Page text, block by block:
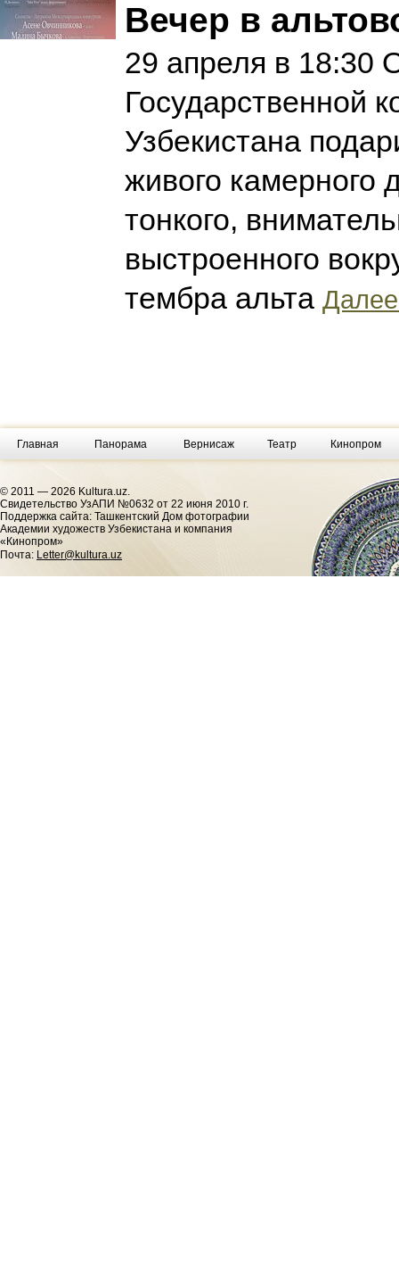
Вечер в
29 апреля в 18:30
Государственной
Узбекистана
живого камерного
тонкого,
выстроенного
тембра альта
Главная Панорама Вернисаж Театр Кинопром
© 2011 — 2026 Kultura.uz.
Cвидетельство УзАПИ №0632 от 22 июня 2010 г.
Поддержка сайта: Ташкентский Дом фотографии
Академии художеств Узбекистана и компания
«Кинопром»
Почта: Letter@kultura.uz